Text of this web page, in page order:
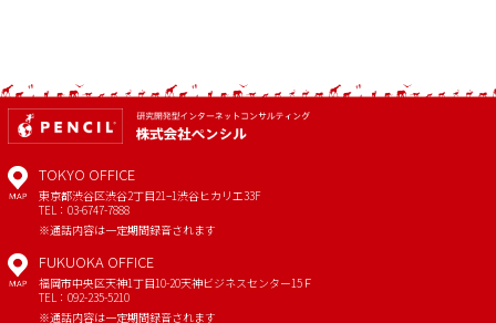
MAP
TOKYO OFFICE
東京都渋谷区渋谷2丁目21−1渋谷ヒカリエ33F
TEL：03-6747-7888
※通話内容は一定期間録音されます
MAP
FUKUOKA OFFICE
福岡市中央区天神1丁目10-20天神ビジネスセンター15Ｆ
TEL：092-235-5210
※通話内容は一定期間録音されます